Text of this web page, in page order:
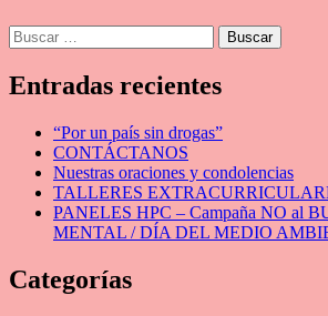
Buscar:
Entradas recientes
“Por un país sin drogas”
CONTÁCTANOS
Nuestras oraciones y condolencias
TALLERES
PANELES HPC – Campaña NO al
MENTAL / DÍA DEL MEDIO
Categorías